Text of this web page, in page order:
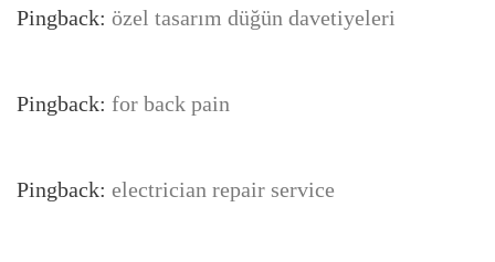
Pingback: özel tasarım düğün davetiyeleri
Pingback: for back pain
Pingback: electrician repair service